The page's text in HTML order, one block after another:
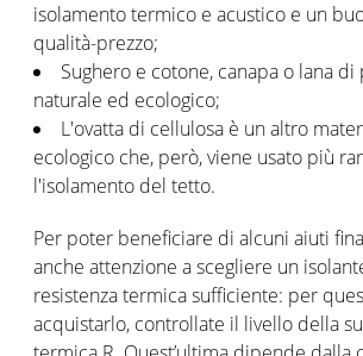
isolamento termico e acustico e un
qualità-prezzo;
Sughero e cotone, canapa o lana di
naturale ed ecologico;
L'ovatta di cellulosa è un altro
ecologico che, però, viene usato più
l'isolamento del tetto.
Per poter beneficiare di alcuni aiuti
anche attenzione a scegliere un
resistenza termica sufficiente: per
acquistarlo, controllate il livello della